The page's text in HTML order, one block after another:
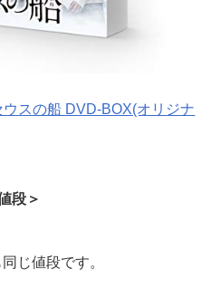
ウスの船 DVD-BOX(オリジナ
段＞
じ値段です。